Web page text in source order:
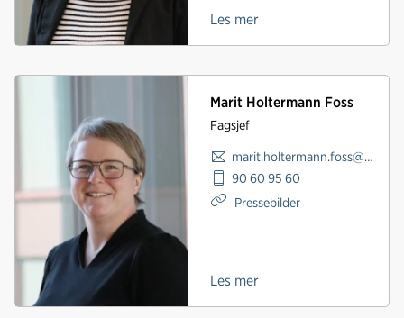
Les mer
Marit Holtermann Foss
Fagsjef
marit.holtermann.foss@norskindustri.no
90 60 95 60
Pressebilder
Les mer